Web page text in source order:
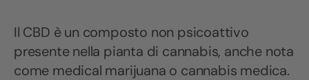
Il CBD è un composto non psicoattivo
presente nella pianta di cannabis, anche nota
come medical marijuana o cannabis medica.